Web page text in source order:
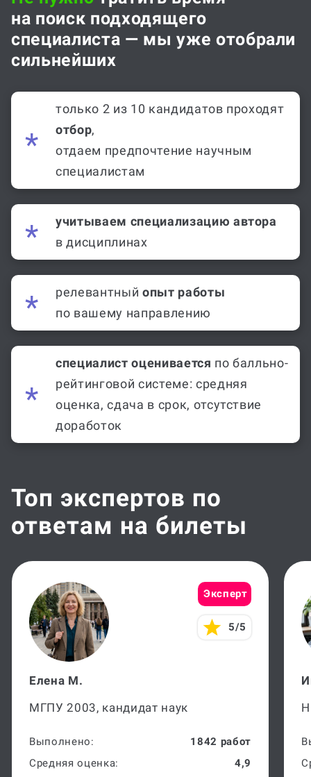
на поиск подходящего
специалиста — мы уже отобрали
сильнейших
только 2 из 10 кандидатов проходят
отбор,
отдаем предпочтение научным
специалистам
учитываем специализацию автора
в дисциплинах
релевантный опыт работы
по вашему направлению
специалист оценивается по балльно-
рейтинговой системе: средняя
оценка, сдача в срок, отсутствие
доработок
Топ экспертов по
ответам на билеты
Эксперт
5/5
Елена М.
МГПУ 2003, кандидат наук
Выполнено:
1842 работ
Средняя оценка:
4,9